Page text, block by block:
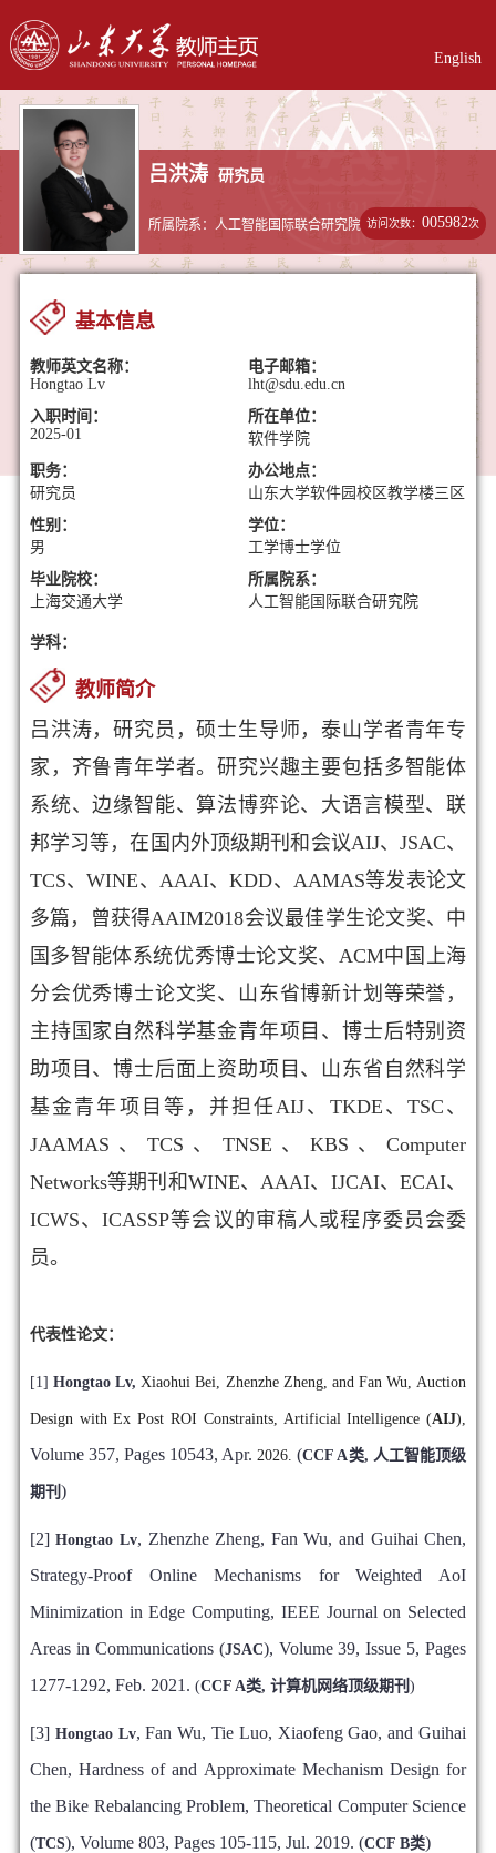
English
吕洪涛 研究员
所属院系：人工智能国际联合研究院 访问次数：005982次
基本信息
教师英文名称：
Hongtao Lv
电子邮箱：
lht@sdu.edu.cn
入职时间：
2025-01
所在单位：
软件学院
职务：
研究员
办公地点：
山东大学软件园校区教学楼三区
性别：
男
学位：
工学博士学位
毕业院校：
上海交通大学
所属院系：
人工智能国际联合研究院
学科：
教师简介
吕洪涛，研究员，硕士生导师，泰山学者青年专
家 ，齐鲁青年学者。研究兴趣主要包括多智能体
系统、边缘智能、算法博弈论、大语言模型、联
邦学习等，在国内外顶级期刊和会议AIJ、JSAC、
TCS、WINE、AAAI、KDD、AAMAS等发表论文
多篇，曾获得AAIM2018会议最佳学生论文奖、中
国多智能体系统优秀博士论文奖、ACM中国上海
分会优秀博士论文奖、山东省博新计划等荣誉，
主持国家自然科学基金青年项目、博士后特别资
助项目、博士后面上资助项目 、山东省自然科学
基金青年项目等，并担任AIJ、TKDE、TSC、
JAAMAS、TCS、TNSE、KBS、Computer
Networks等期刊和WINE、AAAI、IJCAI、ECAI、
ICWS、ICASSP等会议的审稿人或程序委员会委
员。
代表性论文：
[1] Hongtao Lv, Xiaohui Bei, Zhenzhe Zheng, and Fan Wu, Auction
Design with Ex Post ROI Constraints, Artificial Intelligence (AIJ),
Volume 357,Pages 10543, Apr. 2026.(CCF A类, 人工智能顶级
期刊 )
[2]Hongtao Lv, Zhenzhe Zheng, Fan Wu, and Guihai Chen,
Strategy-Proof Online Mechanisms for Weighted AoI
Minimization in Edge Computing, IEEE Journal on Selected
Areas in Communications (JSAC), Volume 39, Issue 5, Pages
1277-1292, Feb. 2021. (CCF A类, 计算机网络顶级期刊 )
[3] Hongtao Lv, Fan Wu, Tie Luo, Xiaofeng Gao, and Guihai
Chen, Hardness of and Approximate Mechanism Design for
the Bike Rebalancing Problem, Theoretical Computer Science
(TCS), Volume 803, Pages 105-115, Jul. 2019. (CCF B类)